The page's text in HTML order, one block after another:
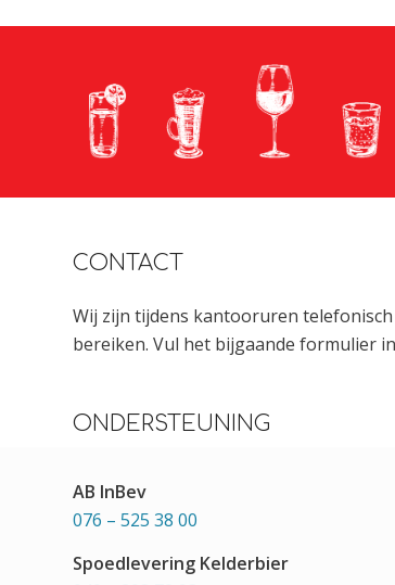
CONTACT
Wij zijn tijdens kantooruren
bereiken. Vul het bijgaande formulier
ONDERSTEUNING
AB InBev
076 – 525 38 00
Spoedlevering Kelderbier